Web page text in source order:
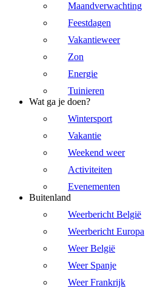
Maandverwachting
Feestdagen
Vakantieweer
Zon
Energie
Tuinieren
Wat ga je doen?
Wintersport
Vakantie
Weekend weer
Activiteiten
Evenementen
Buitenland
Weerbericht België
Weerbericht Europa
Weer België
Weer Spanje
Weer Frankrijk